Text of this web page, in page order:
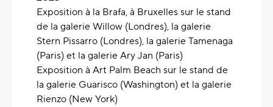
Exposition à la Brafa, à Bruxelles sur le stand
de la galerie Willow (Londres), la galerie
Stern Pissarro (Londres), la galerie Tamenaga
(Paris) et la galerie Ary Jan (Paris)
Exposition à Art Palm Beach sur le stand de
la galerie Guarisco (Washington) et la galerie
Rienzo (New York)